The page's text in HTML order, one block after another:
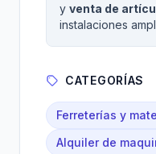
y venta de
instalaciones
CATEGORÍAS
Ferreterías y
Alquiler de